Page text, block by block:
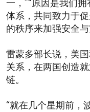
一，”“原因是我们
体系，共同致力于
的秩序来加强安全与
雷蒙多部长说，美
关系，在两国创造
链。
“就在几个星期前，